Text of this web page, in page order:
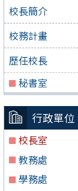
校長簡介
校務計畫
歷任校長
秘書室
行政單位
校長室
教務處
學務處